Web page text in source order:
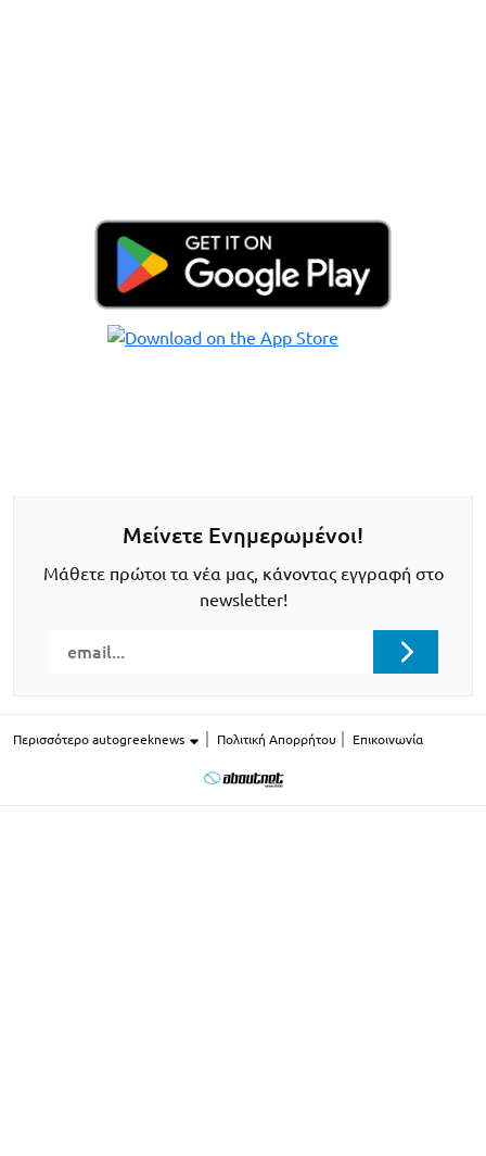
Μείνετε Ενημερωμένοι!
Μάθετε πρώτοι τα νέα μας, κάνοντας εγγραφή στο
newsletter!
Περισσότερο autogreeknews Πολιτική Απορρήτου Επικοινωνία